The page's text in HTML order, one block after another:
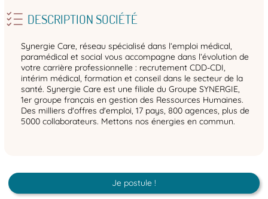
DESCRIPTION SOCIÉTÉ
Synergie Care, réseau spécialisé dans l’emploi médical,
paramédical et social vous accompagne dans l’évolution de
votre carrière professionnelle : recrutement CDD-CDI,
intérim médical, formation et conseil dans le secteur de la
santé. Synergie Care est une filiale du Groupe SYNERGIE,
1er groupe français en gestion des Ressources Humaines.
Des milliers d'offres d'emploi, 17 pays, 800 agences, plus de
5000 collaborateurs. Mettons nos énergies en commun.
Je postule !